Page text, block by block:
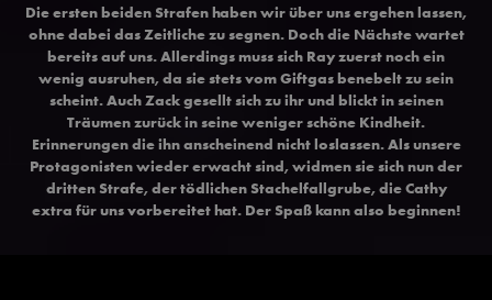
Die ersten beiden Strafen haben wir über uns ergehen lassen,
ohne dabei das Zeitliche zu segnen. Doch die Nächste wartet
bereits auf uns. Allerdings muss sich Ray zuerst noch ein
wenig ausruhen, da sie stets vom Giftgas benebelt zu sein
scheint. Auch Zack gesellt sich zu ihr und blickt in seinen
Träumen zurück in seine weniger schöne Kindheit.
Erinnerungen die ihn anscheinend nicht loslassen. Als unsere
Protagonisten wieder erwacht sind, widmen sie sich nun der
dritten Strafe, der tödlichen Stachelfallgrube, die Cathy
extra für uns vorbereitet hat. Der Spaß kann also beginnen!